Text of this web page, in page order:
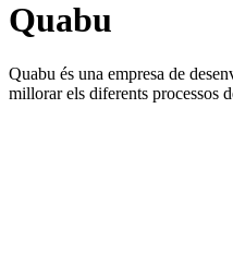
Quabu
Quabu és una empresa de
millorar els diferents processos